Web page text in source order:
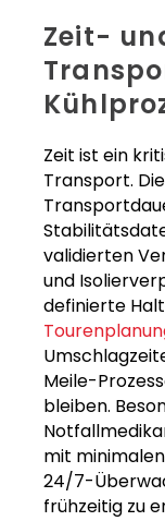
Zeit-
Zeit ist ein
Transport.
validierten
und
definierte
Meile-
bleiben.
mit
24/7-
frühzeitig zu